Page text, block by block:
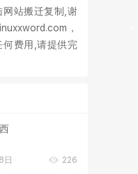
网站搬迁复制,谢
，
何费用,请提供完
日 226